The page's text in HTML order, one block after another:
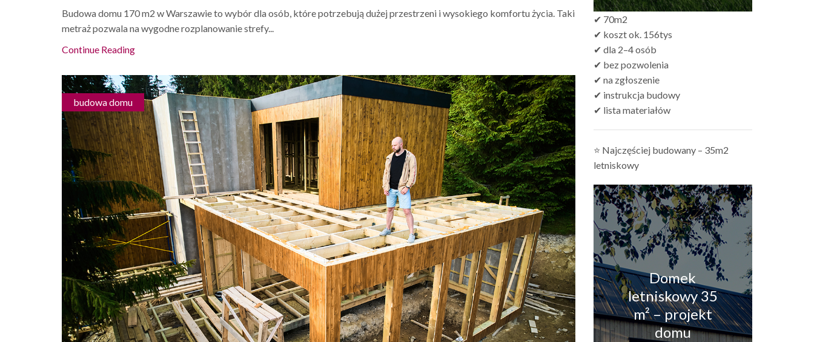
Budowa domu 170 m2 w Warszawie to wybór dla osób, które potrzebują dużej przestrzeni i wysokiego komfortu życia. Taki
metraż pozwala na wygodne rozplanowanie strefy...
Continue Reading
budowa domu
✔ 70m2
✔ koszt ok. 156tys
✔ dla 2–4 osób
✔ bez pozwolenia
✔ na zgłoszenie
✔ instrukcja budowy
✔ lista materiałów
⭐ Najczęściej budowany – 35m2
letniskowy
Domek
letniskowy 35
m² – projekt
domu